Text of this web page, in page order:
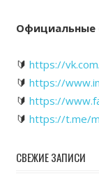
Официальные
🔰 https://
🔰 https://
🔰 https://
🔰 https://t.me/
СВЕЖИЕ ЗАПИСИ